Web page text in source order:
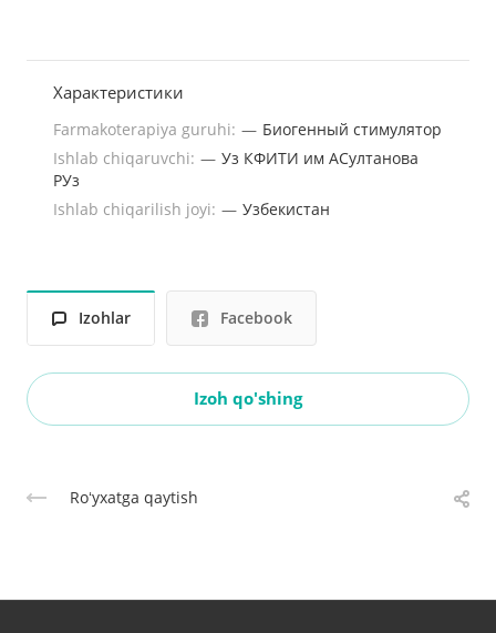
Характеристики
Farmakoterapiya guruhi: — Биогенный стимулятор
Ishlab chiqaruvchi: — Уз КФИТИ им АСултанова
РУз
Ishlab chiqarilish joyi: — Узбекистан
Izohlar Facebook
Izoh qo'shing
Roʻyxatga qaytish